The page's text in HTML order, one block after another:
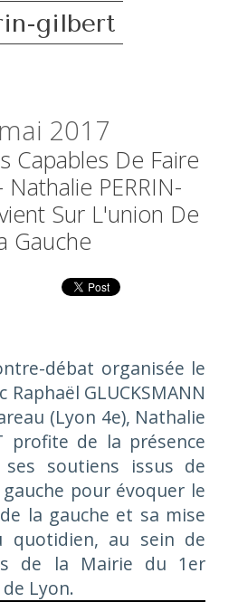
gilbert
mai 2017
Capables De Faire
Nathalie PERRIN-
Sur L'union De
Gauche
débat organisée le
Raphaël GLUCKSMANN
(Lyon 4e), Nathalie
profite de la présence
soutiens issus de
pour évoquer le
la gauche et sa mise
quotidien, au sein de
de la Mairie du 1er
Lyon.